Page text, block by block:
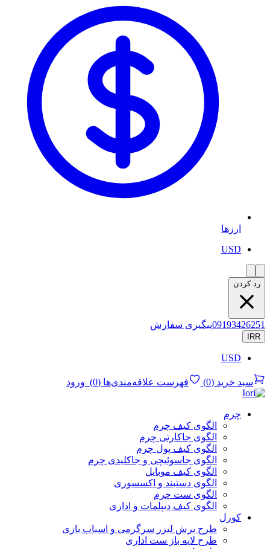
ارزها
USD
رد کردن
09193426251پیگیری سفارش
IRR
USD
سبد خرید (
0
) فهرست علاقه‌مندی‌ها (
0
) ورود
چرم
الگوی کیف چرم
الگوی جاکارتی چرم
الگوی کیف پول چرم
الگوی جاسوئیچی و جاکلیدی چرم
الگوی کیف موبایل
الگوی دستبند و اکسسوری
الگوی ست چرم
الگوی کیف دیپلمات و اداری
کورل
طرح برش لیزر سرگرمی و اسباب بازی
طرح لایه باز ست اداری